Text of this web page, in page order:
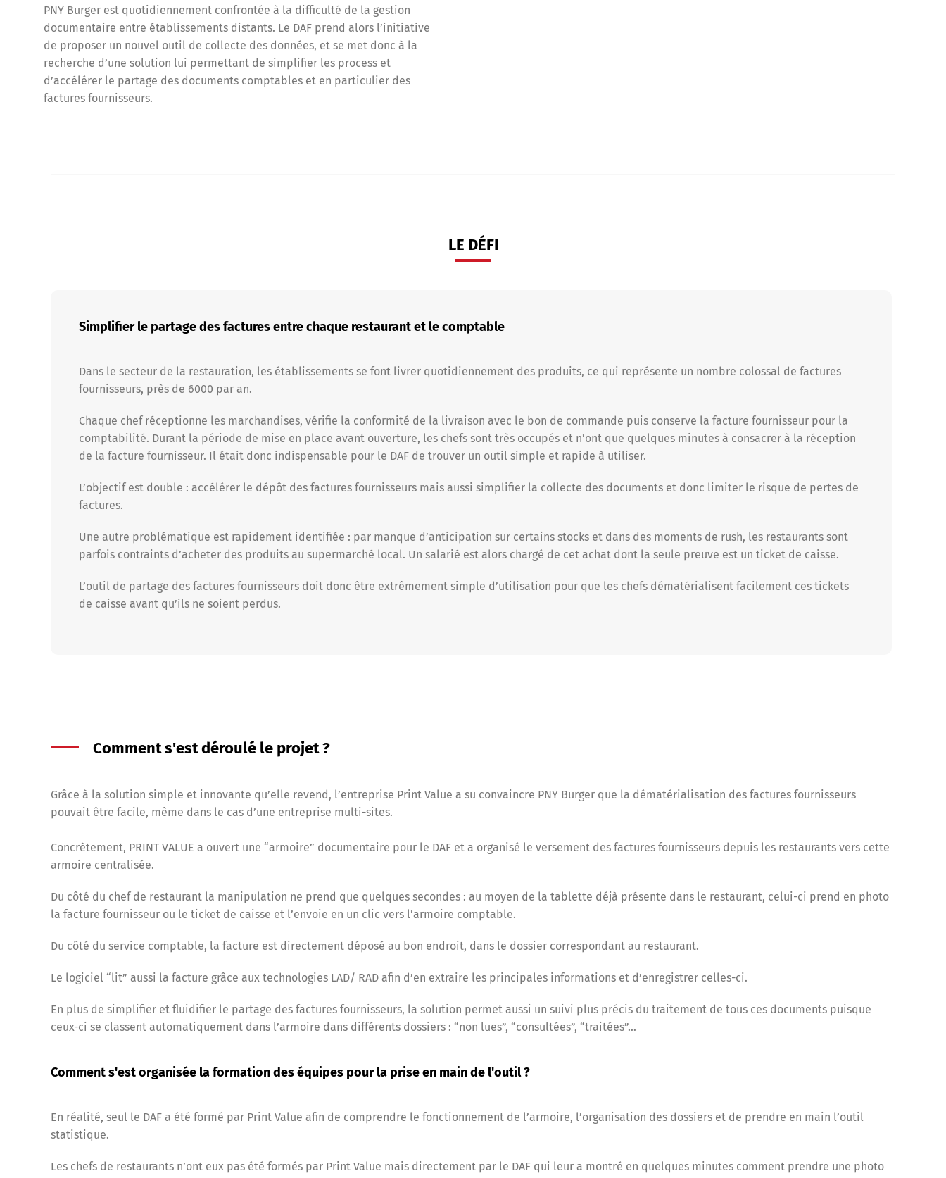
PNY Burger est quotidiennement confrontée à la difficulté de la gestion
documentaire entre établissements distants. Le DAF prend alors l’initiative
de proposer un nouvel outil de collecte des données, et se met donc à la
recherche d’une solution lui permettant de simplifier les process et
d’accélérer le partage des documents comptables et en particulier des
factures fournisseurs.
LE DÉFI
Simplifier le partage des factures entre chaque restaurant et le comptable
Dans le secteur de la restauration, les établissements se font livrer quotidiennement des produits, ce qui représente un nombre colossal de factures
fournisseurs, près de 6000 par an.
Chaque chef réceptionne les marchandises, vérifie la conformité de la livraison avec le bon de commande puis conserve la facture fournisseur pour la
comptabilité. Durant la période de mise en place avant ouverture, les chefs sont très occupés et n’ont que quelques minutes à consacrer à la réception
de la facture fournisseur. Il était donc indispensable pour le DAF de trouver un outil simple et rapide à utiliser.
L’objectif est double : accélérer le dépôt des factures fournisseurs mais aussi simplifier la collecte des documents et donc limiter le risque de pertes de
factures.
Une autre problématique est rapidement identifiée : par manque d’anticipation sur certains stocks et dans des moments de rush, les restaurants sont
parfois contraints d’acheter des produits au supermarché local. Un salarié est alors chargé de cet achat dont la seule preuve est un ticket de caisse.
L’outil de partage des factures fournisseurs doit donc être extrêmement simple d’utilisation pour que les chefs dématérialisent facilement ces tickets
de caisse avant qu’ils ne soient perdus.
Comment s'est déroulé le projet ?
Grâce à la solution simple et innovante qu’elle revend, l’entreprise Print Value a su convaincre PNY Burger que la dématérialisation des factures fournisseurs
pouvait être facile, même dans le cas d’une entreprise multi-sites.
Concrètement, PRINT VALUE a ouvert une “armoire” documentaire pour le DAF et a organisé le versement des factures fournisseurs depuis les restaurants vers cette
armoire centralisée.
Du côté du chef de restaurant la manipulation ne prend que quelques secondes : au moyen de la tablette déjà présente dans le restaurant, celui-ci prend en photo
la facture fournisseur ou le ticket de caisse et l’envoie en un clic vers l’armoire comptable.
Du côté du service comptable, la facture est directement déposé au bon endroit, dans le dossier correspondant au restaurant.
Le logiciel “lit” aussi la facture grâce aux technologies LAD/ RAD afin d’en extraire les principales informations et d’enregistrer celles-ci.
En plus de simplifier et fluidifier le partage des factures fournisseurs, la solution permet aussi un suivi plus précis du traitement de tous ces documents puisque
ceux-ci se classent automatiquement dans l’armoire dans différents dossiers : “non lues”, “consultées”, “traitées”…
Comment s'est organisée la formation des équipes pour la prise en main de l'outil ?
En réalité, seul le DAF a été formé par Print Value afin de comprendre le fonctionnement de l’armoire, l’organisation des dossiers et de prendre en main l’outil
statistique.
Les chefs de restaurants n’ont eux pas été formés par Print Value mais directement par le DAF qui leur a montré en quelques minutes comment prendre une photo